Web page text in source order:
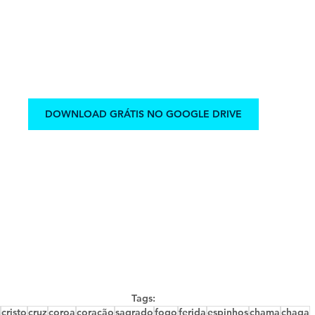
DOWNLOAD GRÁTIS NO GOOGLE DRIVE
Tags:
cristocruzcoroacoraçãosagradofogoferidaespinhoschamachaga